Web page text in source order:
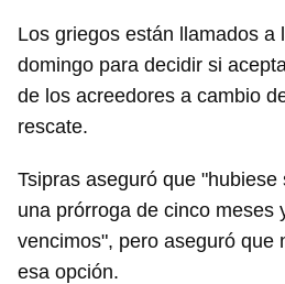
Los griegos están llamados a
domingo para decidir si
de los acreedores a cambio
rescate.
Tsipras aseguró que
una prórroga de cinco meses
vencimos", pero aseguró que
esa opción.